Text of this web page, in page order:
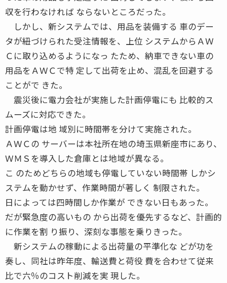
収を行わなければ ならないところだった。
しかし、新システムでは、用品を装備する 車のデー
タが紐づけられた受注情報を、上位 システムからＡＷ
Ｃに取り込めるようになっ たため、納車できない車の
用品をＡＷＣで特 定して出荷を止め、混乱を回避する
ことがで きた。
震災後に電力会社が実施した計画停電にも 比較的ス
ムーズに対応できた。
計画停電は地 域別に時間帯を分けて実施された。
ＡＷＣの サーバーは本社所在地の埼玉県新座市にあり、
ＷＭＳを導入した倉庫とは地域が異なる。
こ のためどちらの地域も停電していない時間帯 しかシ
ステムを動かせず、作業時間が著しく 制限された。
日によっては四時間しか作業が できない日もあった。
だが緊急度の高いもの から出荷を優先するなど、計画的
に作業を割 り振り、深刻な事態を乗りきった。
新システムの稼動による出荷量の平準化な どが功を
奏し、同社は昨年度、輸送費と荷役 費を合わせて従来
比で六％のコスト削減を実 現した。